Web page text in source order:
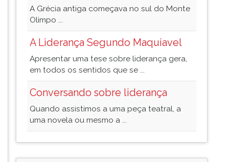
A Grécia antiga começava no sul do Monte
Olimpo ...
A Liderança Segundo Maquiavel
Apresentar uma tese sobre liderança gera,
em todos os sentidos que se ...
Conversando sobre liderança
Quando assistimos a uma peça teatral, a
uma novela ou mesmo a ...